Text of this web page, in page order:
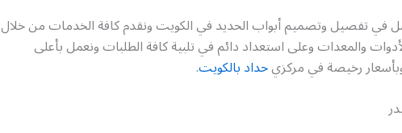
تفصيل وتصميم أبواب الحديد في الكويت ونقدم كافة الخدمات من خلال
والمعدات وعلى استعداد دائم في تلبية كافة الطلبات ونعمل بأعلى
رخيصة في مركزيحداد بالكويت.